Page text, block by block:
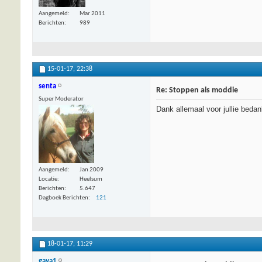
Aangemeld
Mar 2011
Berichten
989
15-01-17, 22:38
senta
Super Moderator
Aangemeld
Jan 2009
Locatie
Heelsum
Berichten
5.647
Dagboek Berichten
121
Re: Stoppen als moddie
Dank allemaal voor jullie
18-01-17, 11:29